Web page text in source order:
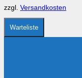
der
Produktseite
gewählt
zzgl. Versandkosten
Warteliste